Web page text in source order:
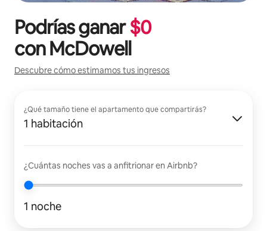
Podrías ganar$0
conMcDowell
Descubre cómo estimamos tus ingresos
¿Qué tamaño tiene el apartamento que compartirás?
1 habitación
¿Cuántas noches vas a anfitrionar en Airbnb?
1 noche